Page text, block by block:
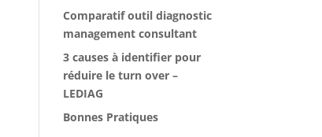
Comparatif outil diagnostic
management consultant
3 causes à identifier pour
réduire le turn over –
LEDIAG
Bonnes Pratiques